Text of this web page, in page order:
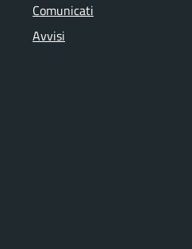
Comunicati
Avvisi